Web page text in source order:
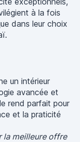
à la fois
dans leur choix
un intérieur
avancée et
rend parfait pour
et la praticité
la meilleure offre